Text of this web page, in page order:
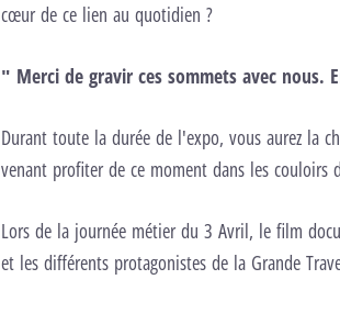
cœur de ce lien au quotidien ?
" Merci de gravir ces sommets avec nous.
Durant toute la durée de l'expo, vous aurez la
venant profiter de ce moment dans les couloirs
Lors de la journée métier du 3 Avril, le film
et les différents protagonistes de la Grande